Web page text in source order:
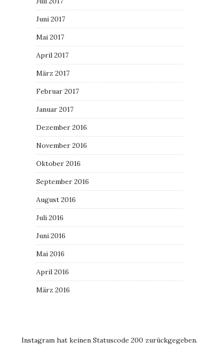
Juni 2017
Mai 2017
April 2017
März 2017
Februar 2017
Januar 2017
Dezember 2016
November 2016
Oktober 2016
September 2016
August 2016
Juli 2016
Juni 2016
Mai 2016
April 2016
März 2016
Instagram hat keinen Statuscode 200 zurückgegeben.